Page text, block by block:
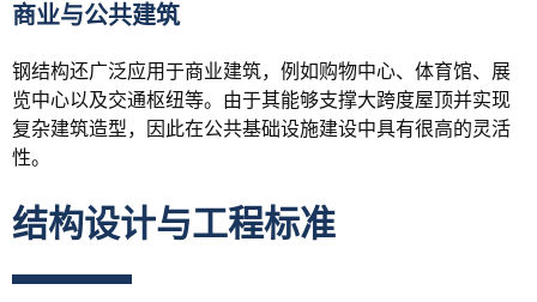
商业与公共建筑
钢结构还广泛应用于商业建筑，例如购物中心、体育馆、展
览中心以及交通枢纽等。由于其能够支撑大跨度屋顶并实现
复杂建筑造型，因此在公共基础设施建设中具有很高的灵活
性。
结构设计与工程标准